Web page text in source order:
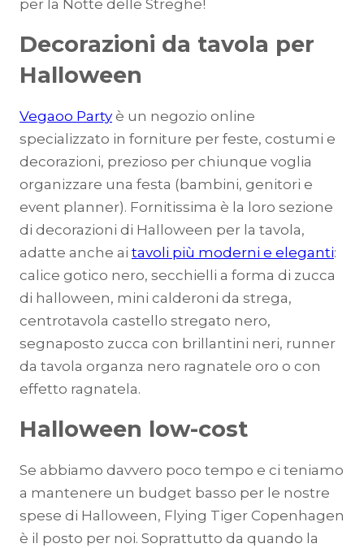
per la Notte delle Streghe!
Decorazioni da tavola per
Halloween
Vegaoo Party è un negozio online
specializzato in forniture per feste, costumi e
decorazioni, prezioso per chiunque voglia
organizzare una festa (bambini, genitori e
event planner). Fornitissima è la loro sezione
di decorazioni di Halloween per la tavola,
adatte anche ai tavoli più moderni e eleganti:
calice gotico nero, secchielli a forma di zucca
di halloween, mini calderoni da strega,
centrotavola castello stregato nero,
segnaposto zucca con brillantini neri, runner
da tavola organza nero ragnatele oro o con
effetto ragnatela.
Halloween low-cost
Se abbiamo davvero poco tempo e ci teniamo
a mantenere un budget basso per le nostre
spese di Halloween, Flying Tiger Copenhagen
è il posto per noi. Soprattutto da quando la